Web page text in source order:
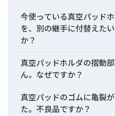
今使っている真空パッド
を、別の継手に付替えた
か？
真空パッドホルダの摺動
ん。なぜですか？
真空パッドのゴムに亀裂
た。不良品ですか？